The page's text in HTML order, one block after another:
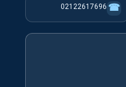
☎
02122617696